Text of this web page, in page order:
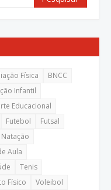
Física
BNCC
Infantil
Educacional
Futebol
Futsal
Natação
Aula
Tenis
Físico Voleibol